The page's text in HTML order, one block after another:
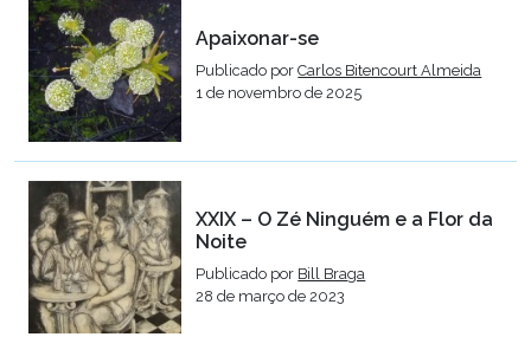
Apaixonar-se
Publicado porCarlos Bitencourt Almeida
1 de novembro de 2025
XXIX – O Zé Ninguém e a Flor da
Noite
Publicado por Bill Braga
28 de março de 2023